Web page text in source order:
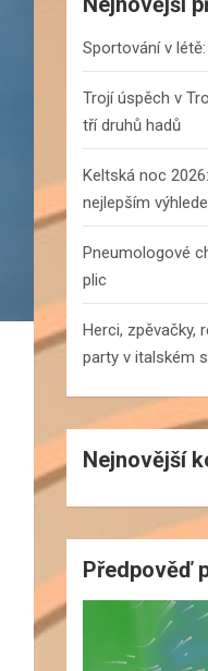
Sportování v
Trojí úspěch v
tří druhů hadů
Keltská noc
nejlepším
Pneumologové
plic
Herci, zpěvačky,
party v italském
Nejnovější
Předpověď